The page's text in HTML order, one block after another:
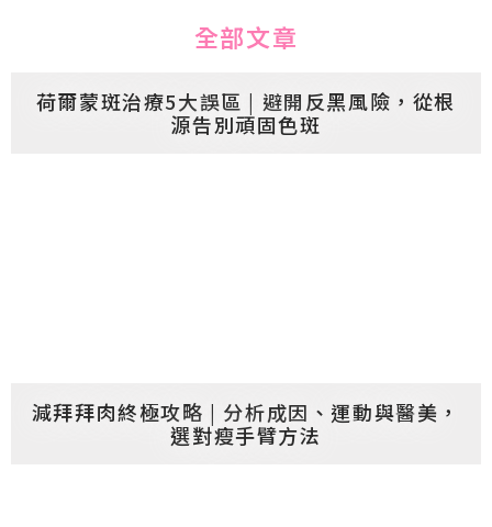
全部文章
荷爾蒙斑治療5大誤區 | 避開反黑風險，從根
源告別頑固色斑
減拜拜肉終極攻略 | 分析成因、運動與醫美，
選對瘦手臂方法